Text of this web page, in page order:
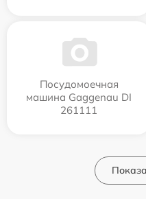
Посудомоечная
машина Gaggenau DI
261111